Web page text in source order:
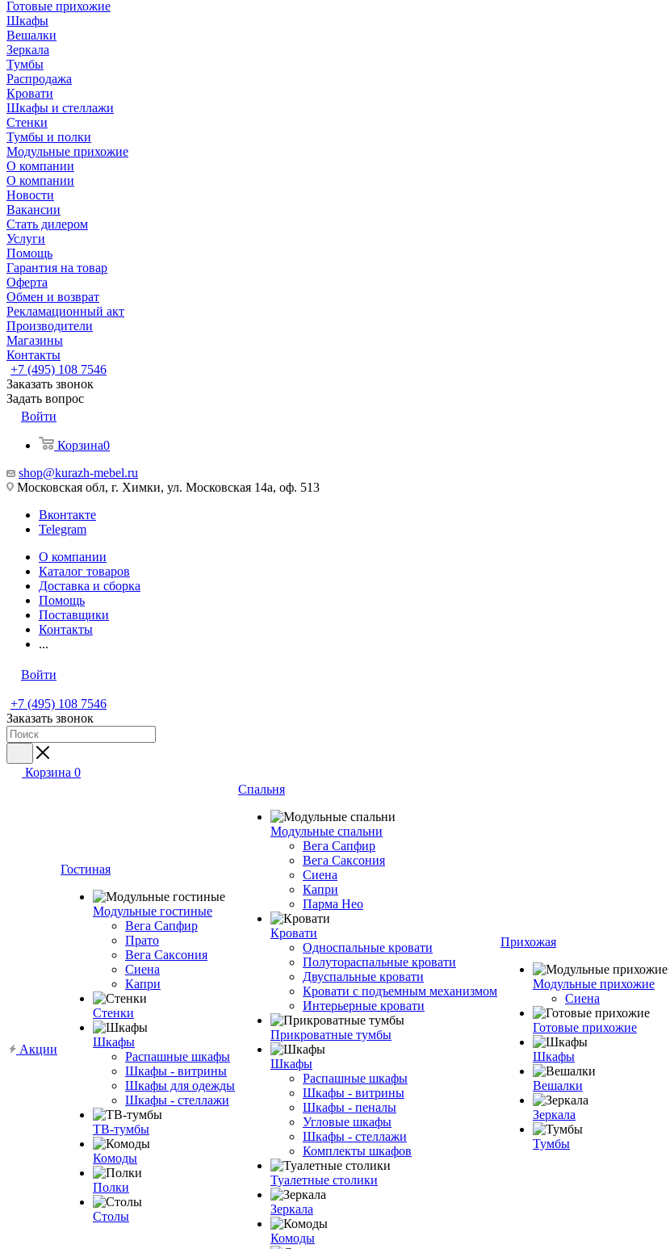
Готовые прихожие
Шкафы
Вешалки
Зеркала
Тумбы
Распродажа
Кровати
Шкафы и стеллажи
Стенки
Тумбы и полки
Модульные прихожие
О компании
О компании
Новости
Вакансии
Стать дилером
Услуги
Помощь
Гарантия на товар
Оферта
Обмен и возврат
Рекламационный акт
Производители
Магазины
Контакты
+7 (495) 108 7546
Заказать звонок
Задать вопрос
Войти
Корзина0
shop@kurazh-mebel.ru
Московская обл, г. Химки, ул. Московская 14а, оф. 513
Вконтакте
Telegram
О компании
Каталог товаров
Доставка и сборка
Помощь
Поставщики
Контакты
...
Войти
+7 (495) 108 7546
Заказать звонок
Корзина 0
Акции
Гостиная
Модульные гостиные
Вега Сапфир
Прато
Вега Саксония
Сиена
Капри
Стенки
Шкафы
Распашные шкафы
Шкафы - витрины
Шкафы для одежды
Шкафы - стеллажи
ТВ-тумбы
Комоды
Полки
Столы
Спальня
Модульные спальни
Вега Сапфир
Вега Саксония
Сиена
Капри
Парма Нео
Кровати
Односпальные кровати
Полутораспальные кровати
Двуспальные кровати
Кровати с подъемным механизмом
Интерьерные кровати
Прикроватные тумбы
Шкафы
Распашные шкафы
Шкафы - витрины
Шкафы - пеналы
Угловые шкафы
Шкафы - стеллажи
Комплекты шкафов
Туалетные столики
Зеркала
Комоды
Прихожая
Модульные прихожие
Сиена
Готовые прихожие
Шкафы
Вешалки
Зеркала
Тумбы